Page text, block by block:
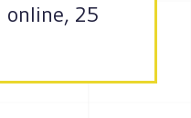
online, 25